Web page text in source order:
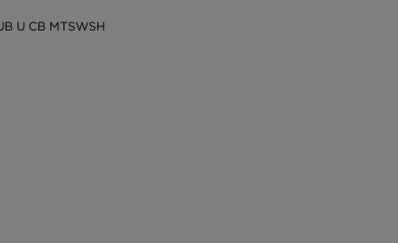
U CB MTSWSH